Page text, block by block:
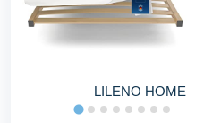
LILENO HOME